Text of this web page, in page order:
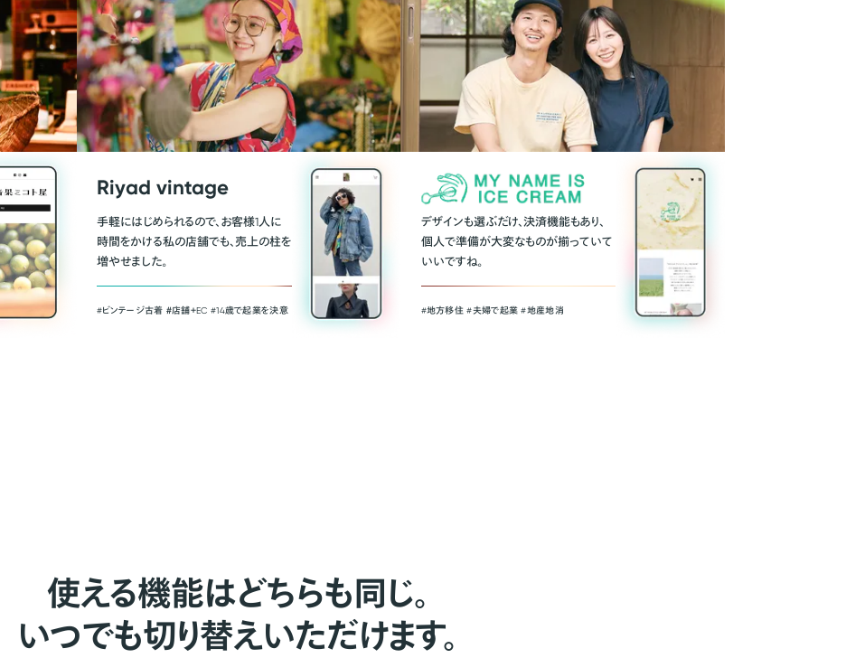
Riyad vintage
手軽にはじめられるので、お客様1人に
時間をかける私の店舗でも、売上の柱を
増やせました。
#ビンテージ古着 ＃店舗＋EC #14歳で起業を決意
デザインも選ぶだけ、決済機能もあり、
個人で準備が大変なものが揃っていて
いいですね。
#地方移住 #夫婦で起業 #地産地消
使える機能はどちらも同じ。
いつでも切り替えいただけます。